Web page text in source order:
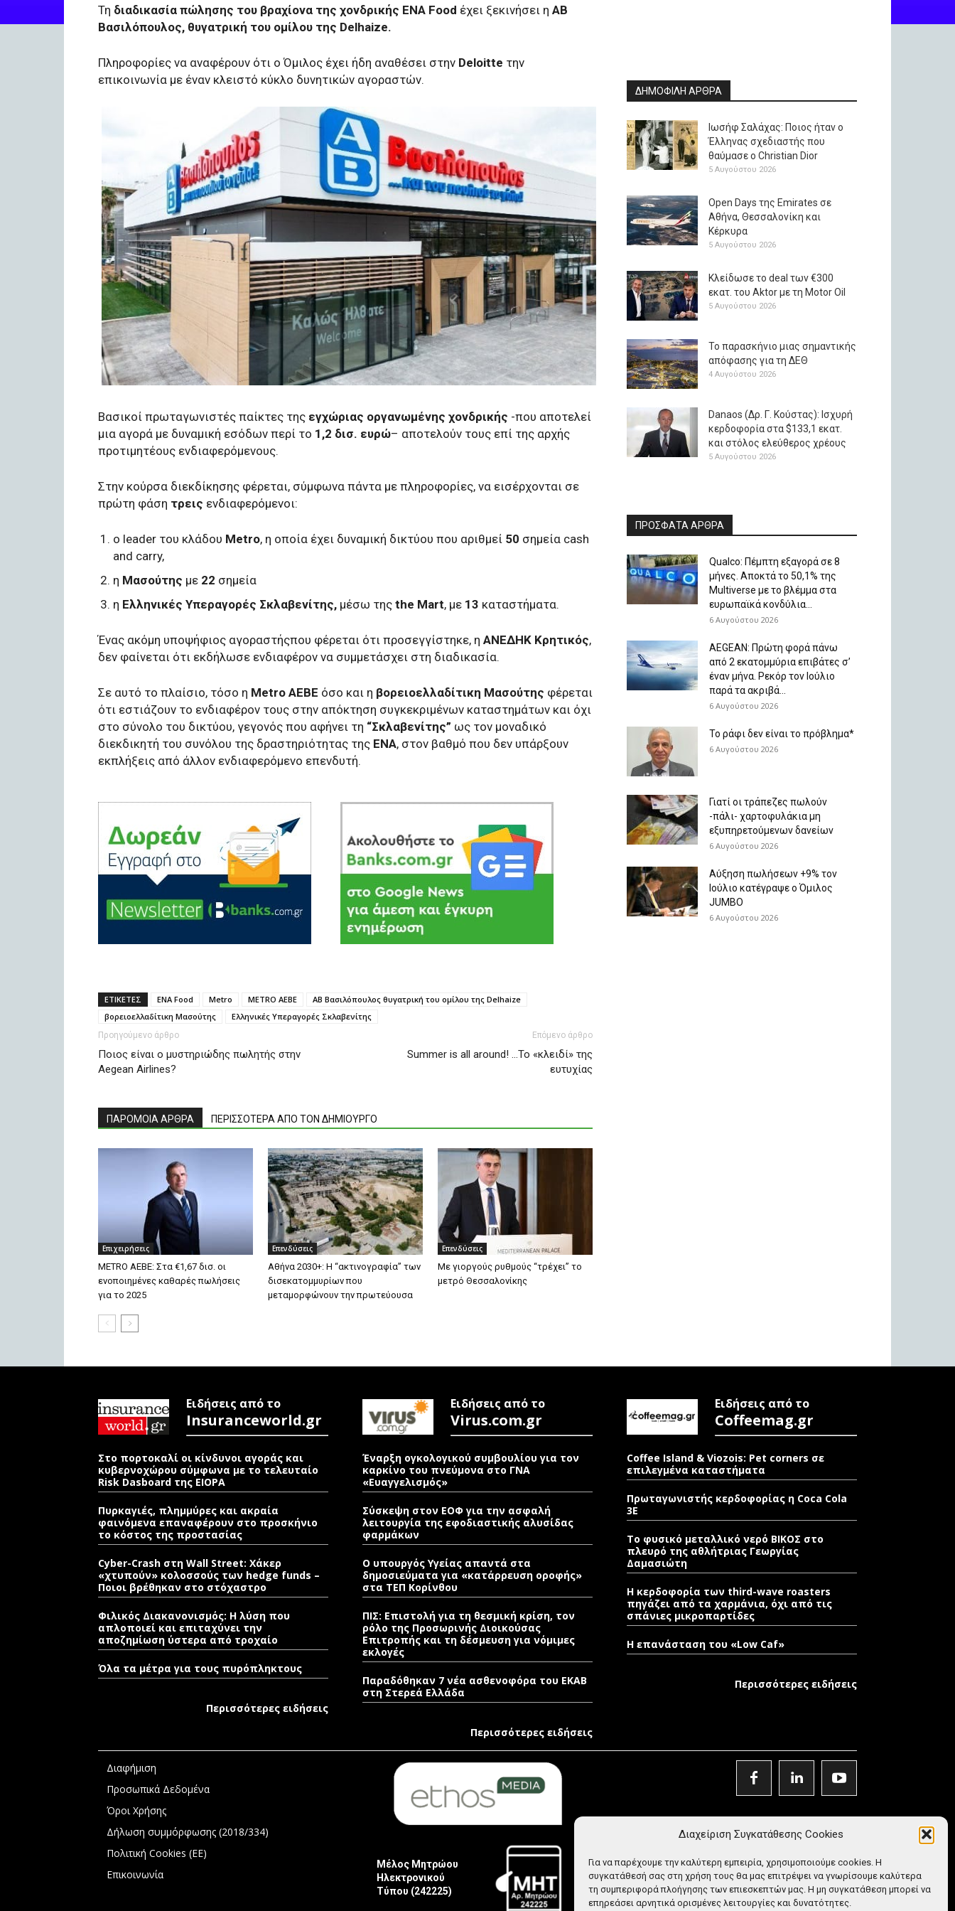
Διαχείριση Συγκατάθεσης Cookies
Για να παρέχουμε την καλύτερη εμπειρία, χρησιμοποιούμε cookies. Η
συγκατάθεσή σας στη χρήση τους θα μας επιτρέψει να γνωρίσουμε καλύτερα
τη συμπεριφορά πλοήγησης των επιεσκεπτών μας. Η μη συγκατάθεση μπορεί να
επηρεάσει αρνητικά ορισμένες λειτουργίες και δυνατότητες.
Τη διαδικασία πώλησης του βραχίονα της χονδρικής ENA Food έχει ξεκινήσει η ΑΒ
Βασιλόπουλος, θυγατρική του ομίλου της Delhaize.
Πληροφορίες να αναφέρουν ότι ο Όμιλος έχει ήδη αναθέσει στην Deloitte την
επικοινωνία με έναν κλειστό κύκλο δυνητικών αγοραστών.
Βασικοί πρωταγωνιστές παίκτες της εγχώριας οργανωμένης χονδρικής -που αποτελεί
μια αγορά με δυναμική εσόδων περί το 1,2 δισ. ευρώ– αποτελούν τους επί της αρχής
προτιμητέους ενδιαφερόμενους.
Στην κούρσα διεκδίκησης φέρεται, σύμφωνα πάντα με πληροφορίες, να εισέρχονται σε
πρώτη φάση τρεις ενδιαφερόμενοι:
ο leader του κλάδου Metro, η οποία έχει δυναμική δικτύου που αριθμεί 50 σημεία cash
and carry,
η Μασούτης με 22 σημεία
η Ελληνικές Υπεραγορές Σκλαβενίτης, μέσω της the Mart, με 13 καταστήματα.
Ένας ακόμη υποψήφιος αγοραστήςπου φέρεται ότι προσεγγίστηκε, η ΑΝΕΔΗΚ Κρητικός,
δεν φαίνεται ότι εκδήλωσε ενδιαφέρον να συμμετάσχει στη διαδικασία.
Σε αυτό το πλαίσιο, τόσο η Metro ΑΕΒΕ όσο και η βορειοελλαδίτικη Μασούτης φέρεται
ότι εστιάζουν το ενδιαφέρον τους στην απόκτηση συγκεκριμένων καταστημάτων και όχι
στο σύνολο του δικτύου, γεγονός που αφήνει τη “Σκλαβενίτης” ως τον μοναδικό
διεκδικητή του συνόλου της δραστηριότητας της ENA, στον βαθμό που δεν υπάρξουν
εκπλήξεις από άλλον ενδιαφερόμενο επενδυτή.
ΕΤΙΚΕΤΕΣ ENA Food Metro METRO ΑΕΒΕ
ΑΒ Βασιλόπουλος θυγατρική του ομίλου της Delhaize
βορειοελλαδίτικη Μασούτης
Ελληνικές Υπεραγορές Σκλαβενίτης
Προηγούμενο άρθρο
Ποιος είναι ο μυστηριώδης πωλητής στην
Aegean Airlines?
Επόμενο άρθρο
Summer is all around! …Το «κλειδί» της
ευτυχίας
ΠΑΡΟΜΟΙΑ ΑΡΘΡΑ ΠΕΡΙΣΣΟΤΕΡΑ ΑΠΟ ΤΟΝ ΔΗΜΙΟΥΡΓΟ
Επιχειρήσεις
METRO ΑΕΒΕ: Στα €1,67 δισ. οι
ενοποιημένες καθαρές πωλήσεις
για το 2025
Επενδύσεις
Αθήνα 2030+: Η “ακτινογραφία” των
δισεκατομμυρίων που
μεταμορφώνουν την πρωτεύουσα
Επενδύσεις
Mε γιοργούς ρυθμούς “τρέχει” το
μετρό Θεσσαλονίκης
ΔΗΜΟΦΙΛΗ ΑΡΘΡΑ
Ιωσήφ Σαλάχας: Ποιος ήταν ο
Έλληνας σχεδιαστής που
θαύμασε ο Christian Dior
5 Αυγούστου 2026
Open Days της Emirates σε
Αθήνα, Θεσσαλονίκη και
Κέρκυρα
5 Αυγούστου 2026
Κλείδωσε το deal των €300
εκατ. του Aktor με τη Μotor Oil
5 Αυγούστου 2026
Το παρασκήνιο μιας σημαντικής
απόφασης για τη ΔΕΘ
4 Αυγούστου 2026
Danaos (Δρ. Γ. Κούστας): Ισχυρή
κερδοφορία στα $133,1 εκατ.
και στόλος ελεύθερος χρέους
5 Αυγούστου 2026
ΠΡΟΣΦΑΤΑ ΑΡΘΡΑ
Qualco: Πέμπτη εξαγορά σε 8
μήνες. Aποκτά το 50,1% της
Multiverse με το βλέμμα στα
ευρωπαϊκά κονδύλια...
6 Αυγούστου 2026
AEGEAN: Πρώτη φορά πάνω
από 2 εκατομμύρια επιβάτες σ’
έναν μήνα. Ρεκόρ τον Ιούλιο
παρά τα ακριβά...
6 Αυγούστου 2026
Το ράφι δεν είναι το πρόβλημα*
6 Αυγούστου 2026
Γιατί οι τράπεζες πωλούν
-πάλι- χαρτοφυλάκια μη
εξυπηρετούμενων δανείων
6 Αυγούστου 2026
Aύξηση πωλήσεων +9% τον
Ιούλιο κατέγραψε ο Όμιλος
JUMBO
6 Αυγούστου 2026
Ειδήσεις από το
Insuranceworld.gr
Στο πορτοκαλί οι κίνδυνοι αγοράς και
κυβερνοχώρου σύμφωνα με το τελευταίο
Risk Dasboard της EIOPA
Πυρκαγιές, πλημμύρες και ακραία
φαινόμενα επαναφέρουν στο προσκήνιο
το κόστος της προστασίας
Cyber-Crash στη Wall Street: Χάκερ
«χτυπούν» κολοσσούς των hedge funds –
Ποιοι βρέθηκαν στο στόχαστρο
Φιλικός Διακανονισμός: Η λύση που
απλοποιεί και επιταχύνει την
αποζημίωση ύστερα από τροχαίο
Όλα τα μέτρα για τους πυρόπληκτους
Περισσότερες ειδήσεις
Ειδήσεις από το
Virus.com.gr
Έναρξη ογκολογικού συμβουλίου για τον
καρκίνο του πνεύμονα στο ΓΝΑ
«Ευαγγελισμός»
Σύσκεψη στον ΕΟΦ για την ασφαλή
λειτουργία της εφοδιαστικής αλυσίδας
φαρμάκων
Ο υπουργός Υγείας απαντά στα
δημοσιεύματα για «κατάρρευση οροφής»
στα ΤΕΠ Κορίνθου
ΠΙΣ: Επιστολή για τη θεσμική κρίση, τον
ρόλο της Προσωρινής Διοικούσας
Επιτροπής και τη δέσμευση για νόμιμες
εκλογές
Παραδόθηκαν 7 νέα ασθενοφόρα του ΕΚΑΒ
στη Στερεά Ελλάδα
Περισσότερες ειδήσεις
Ειδήσεις από το
Coffeemag.gr
Coffee Island & Viozois: Pet corners σε
επιλεγμένα καταστήματα
Πρωταγωνιστής κερδοφορίας η Coca Cola
3E
Το φυσικό μεταλλικό νερό ΒΙΚΟΣ στο
πλευρό της αθλήτριας Γεωργίας
Δαμασιώτη
Η κερδοφορία των third-wave roasters
πηγάζει από τα χαρμάνια, όχι από τις
σπάνιες μικροπαρτίδες
Η επανάσταση του «Low Caf»
Περισσότερες ειδήσεις
Διαφήμιση
Προσωπικά Δεδομένα
Όροι Χρήσης
Δήλωση συμμόρφωσης (2018/334)
Πολιτική Cookies (ΕΕ)
Επικοινωνία
Μέλος Μητρώου
Ηλεκτρονικού
Τύπου (242225)